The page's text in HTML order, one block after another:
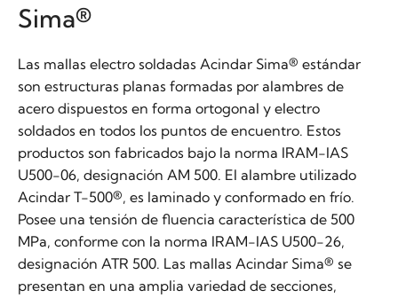
Sima®
Las mallas electro soldadas Acindar Sima® estándar
son estructuras planas formadas por alambres de
acero dispuestos en forma ortogonal y electro
soldados en todos los puntos de encuentro. Estos
productos son fabricados bajo la norma IRAM-IAS
U500-06, designación AM 500. El alambre utilizado
Acindar T-500®, es laminado y conformado en frío.
Posee una tensión de fluencia característica de 500
MPa, conforme con la norma IRAM-IAS U500-26,
designación ATR 500. Las mallas Acindar Sima® se
presentan en una amplia variedad de secciones,